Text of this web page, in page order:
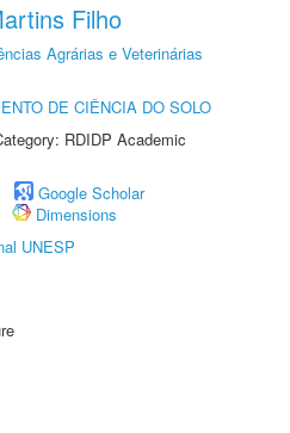
Filho
Agrárias e Veterinárias
DE CIÊNCIA DO SOLO
RDIDP Academic
Google Scholar
Dimensions
UNESP